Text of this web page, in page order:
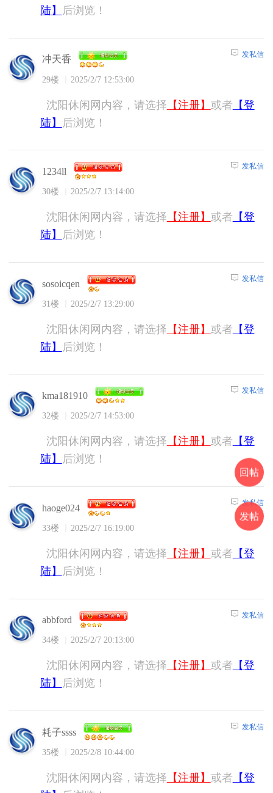
陆】
后浏览！
冲天香
29楼 2025/2/7 12:53:00
发私信
沈阳休闲网内容，请选择 【注册】 或者 【登
陆】
后浏览！
1234ll
30楼 2025/2/7 13:14:00
发私信
沈阳休闲网内容，请选择 【注册】 或者 【登
陆】
后浏览！
sosoicqen
31楼 2025/2/7 13:29:00
发私信
沈阳休闲网内容，请选择 【注册】 或者 【登
陆】
后浏览！
kma181910
32楼 2025/2/7 14:53:00
发私信
沈阳休闲网内容，请选择 【注册】 或者 【登
陆】
后浏览！
haoge024
33楼 2025/2/7 16:19:00
发私信
沈阳休闲网内容，请选择 【注册】 或者 【登
陆】
后浏览！
abbford
34楼 2025/2/7 20:13:00
发私信
沈阳休闲网内容，请选择 【注册】 或者 【登
陆】
后浏览！
耗子ssss
35楼 2025/2/8 10:44:00
发私信
沈阳休闲网内容，请选择 【注册】 或者 【登
回帖
发帖